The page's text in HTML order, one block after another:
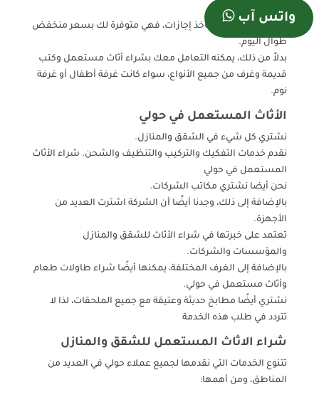
المحافظات.
نظرًا لأن الشركة لا تأخذ إجازات، فهي متوفرة لك بسعر منخفض
طوال اليوم.
بدلاً من ذلك، يمكنه التعامل معك بشراء أثاث مستعمل وكتب
قديمة وغرف من جميع الأنواع، سواء كانت غرفة أطفال أو غرفة
نوم.
الأثاث المستعمل في حولي
نشتري كل شيء في الشقق والمنازل.
نقدم خدمات التفكيك والتركيب والتنظيف والشحن. شراء الأثاث
المستعمل في حولي
نحن أيضا نشتري مكاتب الشركات.
بالإضافة إلى ذلك، وجدنا أيضًا أن الشركة اشترت العديد من
الأجهزة.
تعتمد على خبرتها في شراء الأثاث للشقق والمنازل
والمؤسسات والشركات.
بالإضافة إلى الغرف المختلفة، يمكنها أيضًا شراء طاولات طعام
وأثاث مستعمل في حولي.
نشتري أيضًا مطابخ حديثة وعتيقة مع جميع الملحقات، لذا لا
تتردد في طلب هذه الخدمة
شراء الاثاث المستعمل للشقق والمنازل
تتنوع الخدمات التي نقدمها لجميع عملاء حولي في العديد من
المناطق، ومن أهمها:
واتس آب